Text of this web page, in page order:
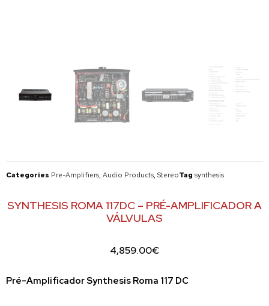
Categories Pre-Amplifiers, Audio Products, StereoTag synthesis
SYNTHESIS ROMA 117DC – PRÉ-AMPLIFICADOR A
VÁLVULAS
4,859.00€
Pré-Amplificador Synthesis Roma 117 DC